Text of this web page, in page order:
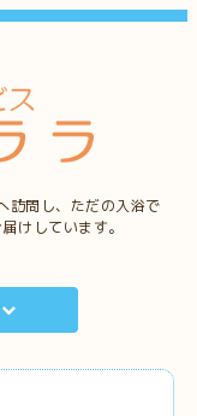
訪問し、ただの入浴で
けしています。